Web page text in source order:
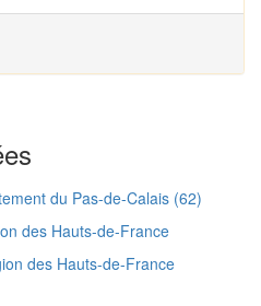
du Pas-de-Calais (62)
des Hauts-de-France
des Hauts-de-France